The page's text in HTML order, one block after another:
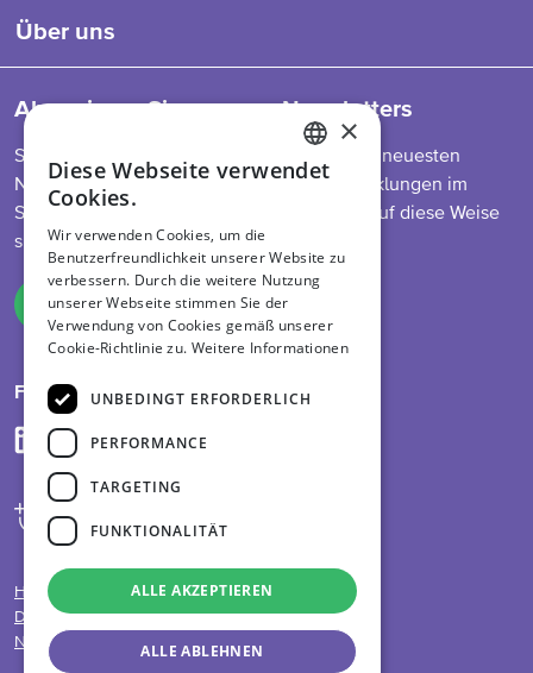
Über uns
Abonnieren Sie unseren Newsletters
So bleiben Sie auf dem Laufenden über die neuesten
Nachrichten zu unserem Programm, Entwicklungen im
Sektor, Futtermittelvorschriften und mehr. Auf diese Weise
sind Sie immer informiert.
Melden Sie sich an
Folge uns auf
Haftungsausschluss
Datenschutzrichtlinie
Nutzungsbedingungen
ENGLISH
GERMAN
×
Diese Webseite verwendet
Cookies.
Wir verwenden Cookies, um die
Benutzerfreundlichkeit unserer Website zu
verbessern. Durch die weitere Nutzung
unserer Webseite stimmen Sie der
Verwendung von Cookies gemäß unserer
Cookie-Richtlinie zu. Weitere Informationen
UNBEDINGT ERFORDERLICH
PERFORMANCE
TARGETING
FUNKTIONALITÄT
ALLE AKZEPTIEREN
ALLE ABLEHNEN